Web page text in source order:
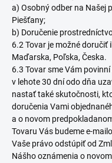
a) Osobný odber na Našej
Piešťany;
b) Doručenie
6.2 Tovar je možné doručiť
Maďarska, Poľska, Česka.
6.3 Tovar sme Vám
v lehote 30 dní odo dňa
nastať také skutočnosti,
doručenia Vami
a o novom
Tovaru Vás budeme e-
Vaše právo odstúpiť od
Nášho oznámenia o